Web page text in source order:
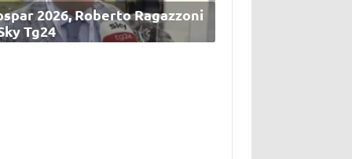
2026, Roberto Ragazzoni
Tg24